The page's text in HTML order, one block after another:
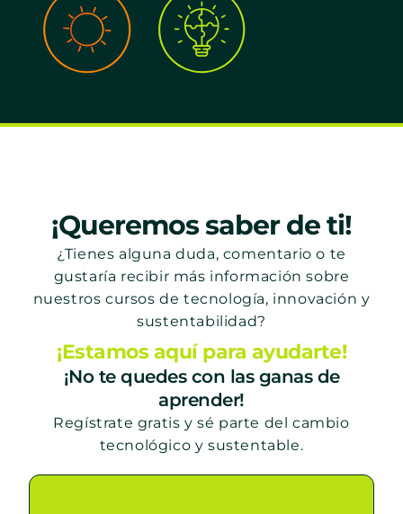
¡Queremos saber de ti!
¿Tienes alguna duda, comentario o te
gustaría recibir más información sobre
nuestros cursos de tecnología, innovación y
sustentabilidad?
¡Estamos aquí para ayudarte!
¡No te quedes con las ganas de
aprender!
Regístrate gratis y sé parte del cambio
tecnológico y sustentable.